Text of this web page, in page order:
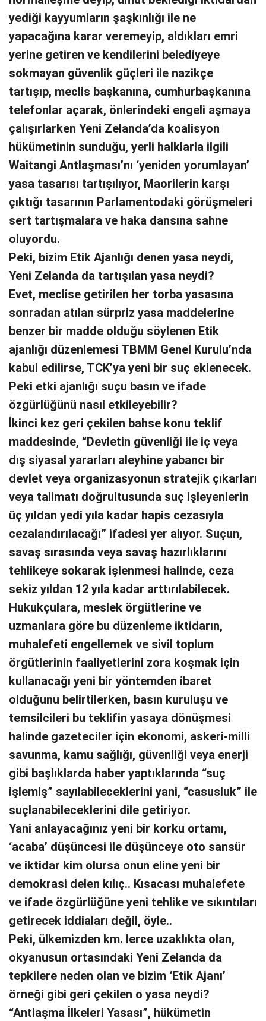
yediği kayyumların şaşkınlığı ile ne
yapacağına karar veremeyip, aldıkları emri
yerine getiren ve kendilerini belediyeye
sokmayan güvenlik güçleri ile nazikçe
tartışıp, meclis başkanına, cumhurbaşkanına
telefonlar açarak, önlerindeki engeli aşmaya
çalışırlarken Yeni Zelanda’da koalisyon
hükümetinin sunduğu, yerli halklarla ilgili
Waitangi Antlaşması’nı ‘yeniden yorumlayan’
yasa tasarısı tartışılıyor, Maorilerin karşı
çıktığı tasarının Parlamentodaki görüşmeleri
sert tartışmalara ve haka dansına sahne
oluyordu.
Peki, bizim Etik Ajanlığı denen yasa neydi,
Yeni Zelanda da tartışılan yasa neydi?
Evet, meclise getirilen her torba yasasına
sonradan atılan sürpriz yasa maddelerine
benzer bir madde olduğu söylenen Etik
ajanlığı düzenlemesi TBMM Genel Kurulu’nda
kabul edilirse, TCK’ya yeni bir suç eklenecek.
Peki etki ajanlığı suçu basın ve ifade
özgürlüğünü nasıl etkileyebilir?
İkinci kez geri çekilen bahse konu teklif
maddesinde, “Devletin güvenliği ile iç veya
dış siyasal yararları aleyhine yabancı bir
devlet veya organizasyonun stratejik çıkarları
veya talimatı doğrultusunda suç işleyenlerin
üç yıldan yedi yıla kadar hapis cezasıyla
cezalandırılacağı” ifadesi yer alıyor. Suçun,
savaş sırasında veya savaş hazırlıklarını
tehlikeye sokarak işlenmesi halinde, ceza
sekiz yıldan 12 yıla kadar arttırılabilecek.
Hukukçulara, meslek örgütlerine ve
uzmanlara göre bu düzenleme iktidarın,
muhalefeti engellemek ve sivil toplum
örgütlerinin faaliyetlerini zora koşmak için
kullanacağı yeni bir yöntemden ibaret
olduğunu belirtilerken, basın kuruluşu ve
temsilcileri bu teklifin yasaya dönüşmesi
halinde gazeteciler için ekonomi, askeri-milli
savunma, kamu sağlığı, güvenliği veya enerji
gibi başlıklarda haber yaptıklarında “suç
işlemiş” sayılabileceklerini yani, “casusluk” ile
suçlanabileceklerini dile getiriyor.
Yani anlayacağınız yeni bir korku ortamı,
‘acaba’ düşüncesi ile düşünceye oto sansür
ve iktidar kim olursa onun eline yeni bir
demokrasi delen kılıç.. Kısacası muhalefete
ve ifade özgürlüğüne yeni tehlike ve sıkıntıları
getirecek iddiaları değil, öyle..
Peki, ülkemizden km. lerce uzaklıkta olan,
okyanusun ortasındaki Yeni Zelanda da
tepkilere neden olan ve bizim ‘Etik Ajanı’
örneği gibi geri çekilen o yasa neydi?
“Antlaşma İlkeleri Yasası”, hükümetin